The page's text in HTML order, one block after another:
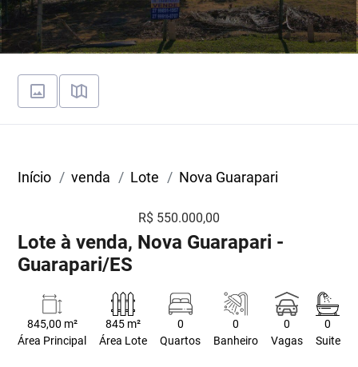
Início venda Lote Nova Guarapari
R$ 550.000,00
Lote à venda, Nova Guarapari -
Guarapari/ES
845,00 m²
Área Principal
845 m²
Área Lote
0
Quartos
0
Banheiro
0
Vagas
0
Suite